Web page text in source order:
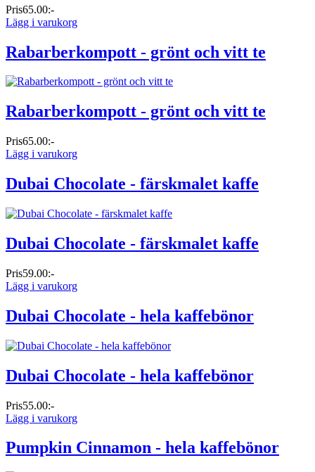
Pris65.00:-
Lägg i varukorg
Rabarberkompott - grönt och vitt te
Rabarberkompott - grönt och vitt te
Pris65.00:-
Lägg i varukorg
Dubai Chocolate - färskmalet kaffe
Dubai Chocolate - färskmalet kaffe
Pris59.00:-
Lägg i varukorg
Dubai Chocolate - hela kaffebönor
Dubai Chocolate - hela kaffebönor
Pris55.00:-
Lägg i varukorg
Pumpkin Cinnamon - hela kaffebönor